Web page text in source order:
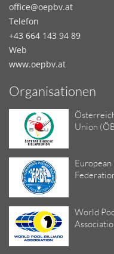
office@oepbv.at
Telefon
+43 664 143 94 89
Web
www.oepbv.at
Organisationen
Union
World